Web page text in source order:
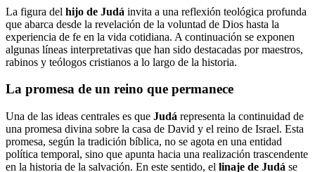
La figura del hijo de Judá invita a una reflexión teológica profunda
que abarca desde la revelación de la voluntad de Dios hasta la
experiencia de fe en la vida cotidiana. A continuación se exponen
algunas líneas interpretativas que han sido destacadas por maestros,
rabinos y teólogos cristianos a lo largo de la historia.
La promesa de un reino que permanece
Una de las ideas centrales es que Judá representa la continuidad de
una promesa divina sobre la casa de David y el reino de Israel. Esta
promesa, según la tradición bíblica, no se agota en una entidad
política temporal, sino que apunta hacia una realización trascendente
en la historia de la salvación. En este sentido, el linaje de Judá se